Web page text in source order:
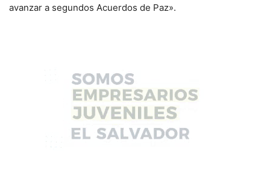
avanzar a segundos Acuerdos de Paz».